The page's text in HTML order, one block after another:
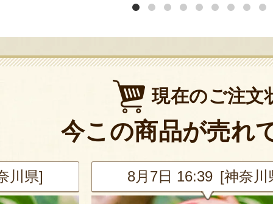
現在のご注文
今この商品が売れ
川県] 8月7日 16:39 [神奈川